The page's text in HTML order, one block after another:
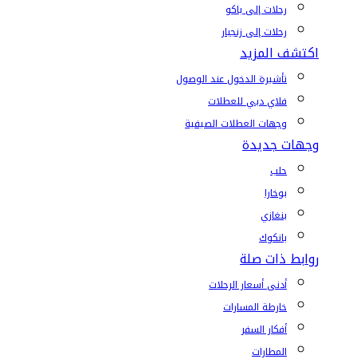
رحلات إلى باكو
رحلات إلى زنجبار
اكتشف المزيد
تأشيرة الدخول عند الوصول
فلاي دبي للعطلات
وجهات العطلات الصيفية
وجهات جديدة
حلب
بوخارا
بنغازي
بانكوك
روابط ذات صلة
أدنى أسعار الرحلات
خارطة المسارات
أفكار السفر
المطارات